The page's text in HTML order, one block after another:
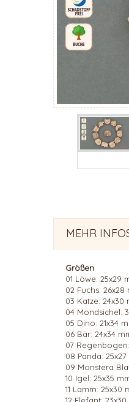
MEHR
Größen
01 Löwe: 25x29
02 Fuchs: 26x28
03 Katze: 24x30
04 Mondsichel:
05 Dino: 21x34
06 Bär: 24x34
07
08 Panda:
09 Monstera
10 Igel: 25x35
11 Lamm: 25x30
12 Elefant: